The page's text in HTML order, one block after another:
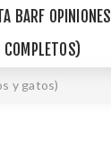
BARF OPINIONES
COMPLETOS)
y gatos)